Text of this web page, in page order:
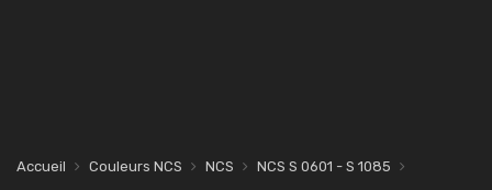
Accueil Couleurs NCS NCS
NCS S 0601 - S 1085